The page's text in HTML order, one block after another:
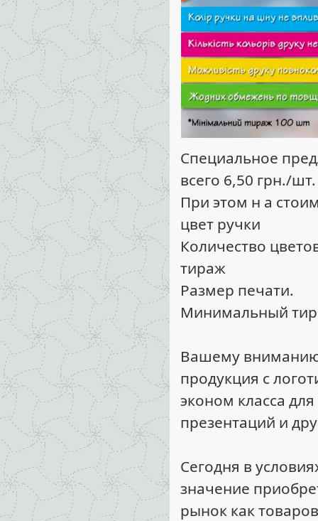
Cпециальное
всего 6,50 грн./шт.
При этом н а
цвет ручки
Количество
тираж
Размер печати.
Минимальный
Вашему вниманию
продукция с
эконом класса
презентаций и
Сегодня в
значение
рынок как